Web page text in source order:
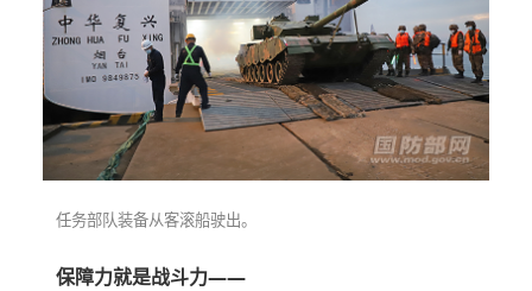
任务部队装备从客滚船驶出。
保障力就是战斗力——